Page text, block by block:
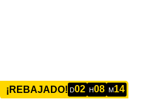
¡REBAJADO! D02 H08 M14